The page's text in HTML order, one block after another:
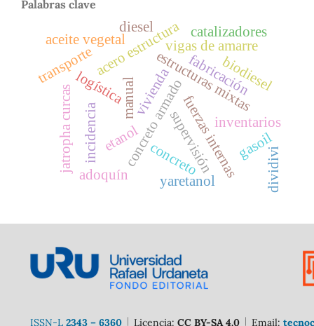
Palabras clave
estructuras mixtas
concreto armado
acero estructura
incidencia
vigas de amarre
fuerzas internas
supervisión
vivienda
manual
adoquín concreto
fabricación
logística
inventarios
transporte biodiesel
jatropha curcas
aceite vegetal
yaretanol
catalizadores
etanol gasoil
diesel
dividivi
ISSN-L2343 – 6360 Licencia: CC BY-SA 4.0 Email: